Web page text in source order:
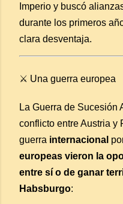
Imperio y buscó
durante los primeros
clara desventaja.
⚔️ Una guerra europea
La Guerra de Sucesión
conflicto entre Austria y
guerra internacional
europeas vieron la
entre sí o de ganar
Habsburgo: